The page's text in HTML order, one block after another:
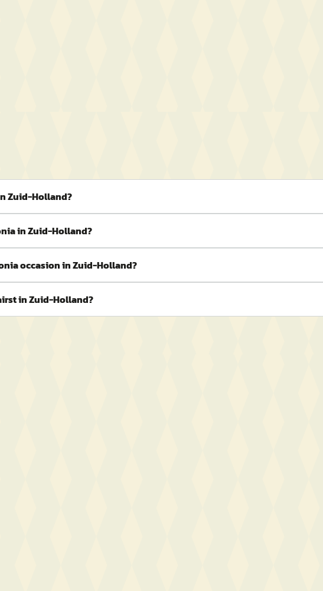
Zuid-Holland?
in Zuid-Holland?
occasion in Zuid-Holland?
in Zuid-Holland?